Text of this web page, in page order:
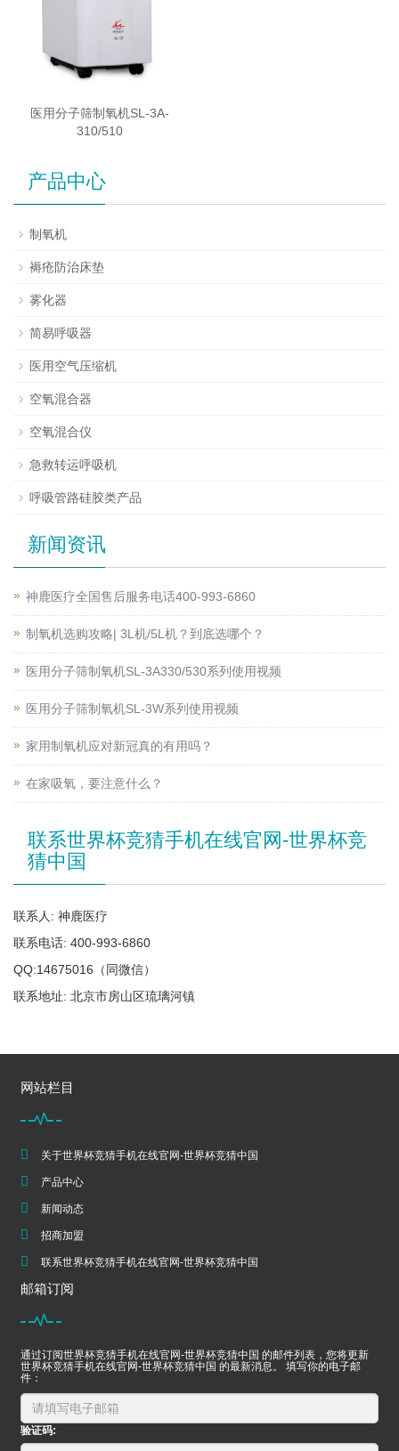
医用分子筛制氧机SL-3A-
310/510
产品中心
制氧机
褥疮防治床垫
雾化器
简易呼吸器
医用空气压缩机
空氧混合器
空氧混合仪
急救转运呼吸机
呼吸管路硅胶类产品
新闻资讯
神鹿医疗全国售后服务电话400-993-6860
制氧机选购攻略| 3L机/5L机？到底选哪个？
医用分子筛制氧机SL-3A330/530系列使用视频
医用分子筛制氧机SL-3W系列使用视频
家用制氧机应对新冠真的有用吗？
在家吸氧，要注意什么？
联系世界杯竞猜手机在线官网-世界杯竞
猜中国
联系人: 神鹿医疗
联系电话: 400-993-6860
QQ:14675016（同微信）
联系地址: 北京市房山区琉璃河镇
网站栏目
关于世界杯竞猜手机在线官网-世界杯竞猜中国
产品中心
新闻动态
招商加盟
联系世界杯竞猜手机在线官网-世界杯竞猜中国
邮箱订阅
通过订阅世界杯竞猜手机在线官网-世界杯竞猜中国 的邮件列表，您将更新
世界杯竞猜手机在线官网-世界杯竞猜中国 的最新消息。 填写你的电子邮
件：
验证码: